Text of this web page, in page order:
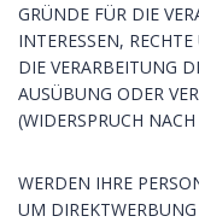
GRÜNDE FÜR DIE
INTERESSEN,
DIE VERARBEITUNG
AUSÜBUNG ODER
(WIDERSPRUCH
WERDEN IHRE
UM